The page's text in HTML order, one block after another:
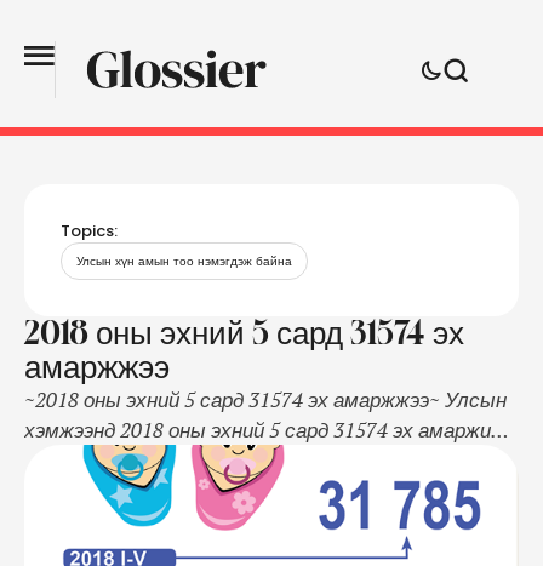
Topics:
Улсын хүн амын тоо нэмэгдэж байна
2018 оны эхний 5 сард 31574 эх
амаржжээ
~2018 оны эхний 5 сард 31574 эх амаржжээ~ Улсын
хэмжээнд 2018 оны эхний 5 сард 31574 эх амаржиж,
31785 хүүхэд төрүүлсэн нь өмнөх оны мөн үеэс
амаржсан эх 2625 (9.1 хувь)-аар, амьд төрсөн
хүүхэд 2642 (9.1 хувь)-оор тус тус нэмэгдсэн
байна.